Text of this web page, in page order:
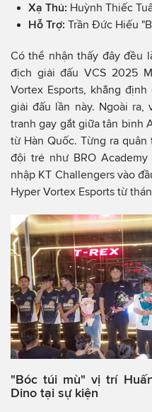
Xạ Thủ: Huỳnh Thiếc
Hỗ Trợ: Trần Đức Hiếu
Có thể nhận thấy đây đều
địch giải đấu VCS 2025
Vortex Esports, khẳng
giải đấu lần này. Ngoài
tranh gay gắt giữa tân binh
từ Hàn Quốc. Từng ra
đội trẻ như BRO Academy
nhập KT Challengers vào
Hyper Vortex Esports từ
"Bóc túi mù" vị trí
Dino tại sự kiện